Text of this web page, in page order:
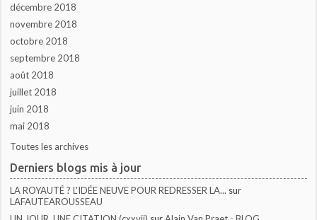
décembre 2018
novembre 2018
octobre 2018
septembre 2018
août 2018
juillet 2018
juin 2018
mai 2018
Toutes les archives
Derniers blogs mis à jour
LA ROYAUTÉ ? L'IDÉE NEUVE POUR REDRESSER LA... sur
LAFAUTEAROUSSEAU